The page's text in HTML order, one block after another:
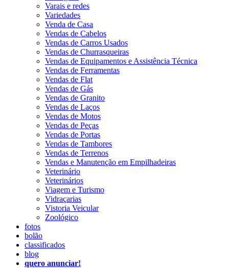
Varais e redes
Variedades
Venda de Casa
Vendas de Cabelos
Vendas de Carros Usados
Vendas de Churrasqueiras
Vendas de Equipamentos e Assistência Técnica
Vendas de Ferramentas
Vendas de Flat
Vendas de Gás
Vendas de Granito
Vendas de Laços
Vendas de Motos
Vendas de Peças
Vendas de Portas
Vendas de Tambores
Vendas de Terrenos
Vendas e Manutenção em Empilhadeiras
Veterinário
Veterinários
Viagem e Turismo
Vidraçarias
Vistoria Veicular
Zoológico
fotos
bolão
classificados
blog
quero anunciar!